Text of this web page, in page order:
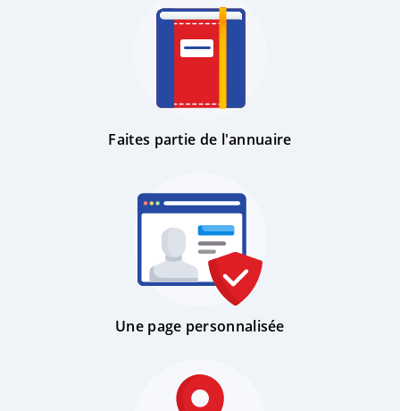
Faites partie de l'annuaire
Une page personnalisée